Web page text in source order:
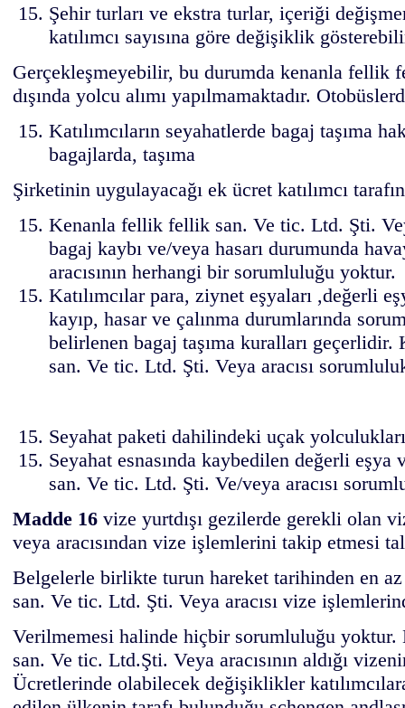
Şehir turları ve ekstra turlar, içeriği
katılımcı sayısına göre değişiklik
Gerçekleşmeyebilir, bu durumda kenanla fellik
dışında yolcu alımı yapılmamaktadır.
Katılımcıların seyahatlerde bagaj taşıma
bagajlarda, taşıma
Şirketinin uygulayacağı ek ücret katılımcı
Kenanla fellik fellik san. Ve tic. Ltd. Şti.
bagaj kaybı ve/veya hasarı durumunda
aracısının herhangi bir sorumluluğu yoktur.
Katılımcılar para, ziynet eşyaları ,değerli
kayıp, hasar ve çalınma durumlarında
belirlenen bagaj taşıma kuralları geçerlidir.
san. Ve tic. Ltd. Şti. Veya aracısı
Seyahat paketi dahilindeki uçak
Seyahat esnasında kaybedilen değerli
san. Ve tic. Ltd. Şti. Ve/veya aracısı
Madde 16 vize yurtdışı gezilerde gerekli olan
veya aracısından vize işlemlerini takip etmesi
Belgelerle birlikte turun hareket tarihinden en
san. Ve tic. Ltd. Şti. Veya aracısı vize
Verilmemesi halinde hiçbir sorumluluğu
san. Ve tic. Ltd.Şti. Veya aracısının aldığı
Ücretlerinde olabilecek değişiklikler